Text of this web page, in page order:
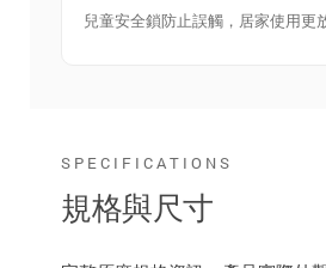
兒童安全鎖防止誤觸，居家使用更
SPECIFICATIONS
規格與尺寸